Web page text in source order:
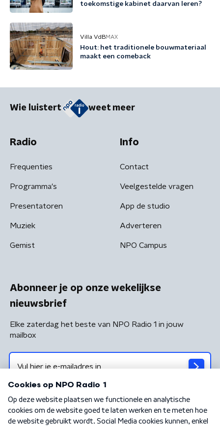
toekomstige kabinet daarvan leren?
Villa VdBMAX
Hout: het traditionele bouwmateriaal
maakt een comeback
Wie luistert weet meer
Radio
Frequenties
Programma's
Presentatoren
Muziek
Gemist
Info
Contact
Veelgestelde vragen
App de studio
Adverteren
NPO Campus
Abonneer je op onze wekelijkse
nieuwsbrief
Elke zaterdag het beste van NPO Radio 1 in jouw
mailbox